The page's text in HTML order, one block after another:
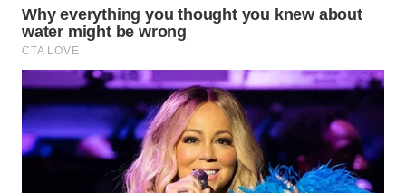
WAHANA
NEWS
WAHANA
TANI
WAHANA